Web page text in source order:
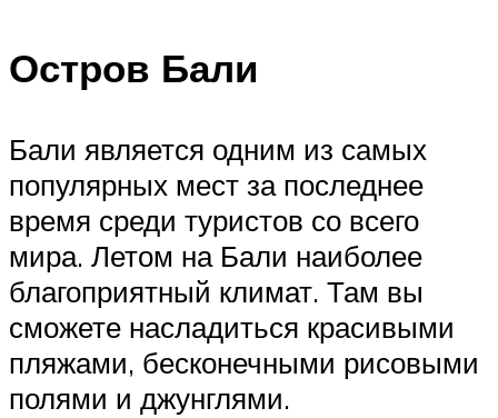
Остров Бали
Бали является одним из самых
популярных мест за последнее
время среди туристов со всего
мира. Летом на Бали наиболее
благоприятный климат. Там вы
сможете насладиться красивыми
пляжами, бесконечными рисовыми
полями и джунглями.